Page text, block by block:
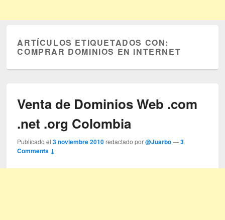
ARTÍCULOS ETIQUETADOS CON:
COMPRAR DOMINIOS EN INTERNET
Venta de Dominios Web .com
.net .org Colombia
Publicado el3 noviembre 2010 redactado por@Juarbo —3
Comments ↓